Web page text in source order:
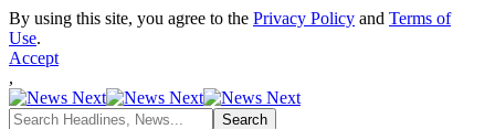
By using this site, you agree to the Privacy Policy and Terms of
Use.
Accept
,